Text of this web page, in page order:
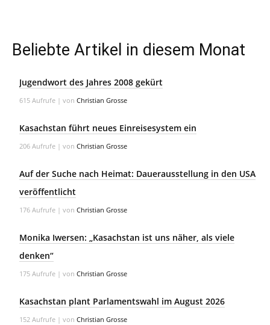
Beliebte Artikel in diesem Monat
Jugendwort des Jahres 2008 gekürt
615 Aufrufe | von Christian Grosse
Kasachstan führt neues Einreisesystem ein
206 Aufrufe | von Christian Grosse
Auf der Suche nach Heimat: Dauerausstellung in den USA
veröffentlicht
176 Aufrufe | von Christian Grosse
Monika Iwersen: „Kasachstan ist uns näher, als viele
denken“
175 Aufrufe | von Christian Grosse
Kasachstan plant Parlamentswahl im August 2026
152 Aufrufe | von Christian Grosse